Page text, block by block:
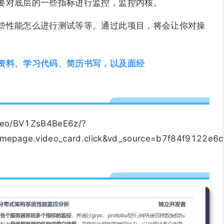
底层的一些指标进行监控，监控内核。
性能怎么进行测试等等。通过此项目，将会让你对操
料、学习代码、简历书写，以及面经
BV1ZsB4BeE6z/?